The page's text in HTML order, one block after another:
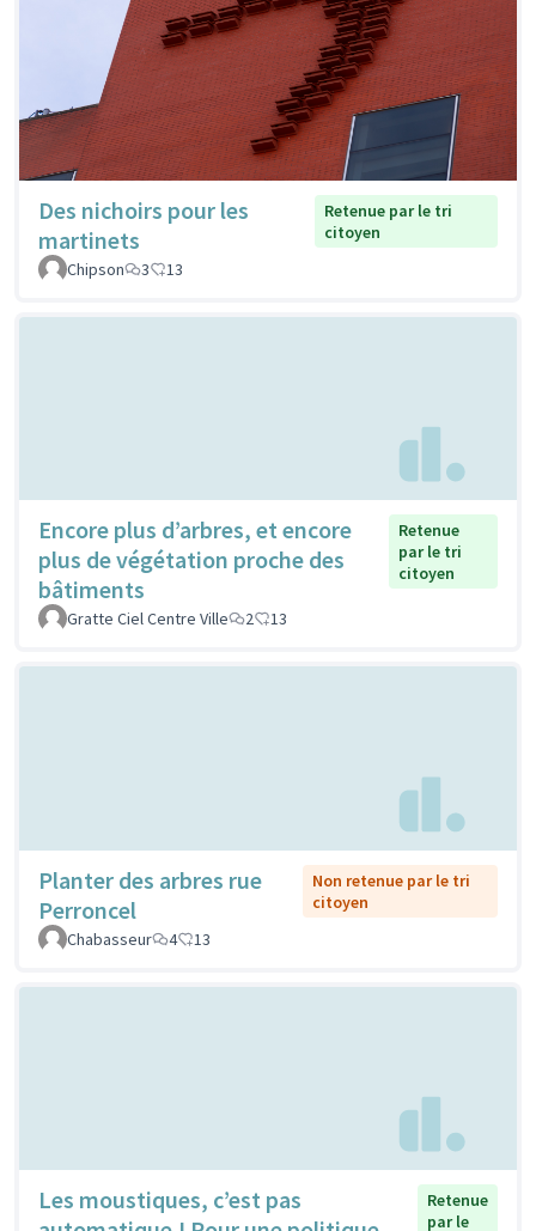
Des nichoirs pour les
martinets
Retenue par le tri
citoyen
Chipson
3 13
Encore plus d’arbres, et encore
plus de végétation proche des
bâtiments
Retenue
par le tri
citoyen
Gratte Ciel Centre Ville 2 13
Planter des arbres rue
Perroncel
Non retenue par le tri
citoyen
Chabasseur
4 13
Les moustiques, c’est pas
Retenue
par le